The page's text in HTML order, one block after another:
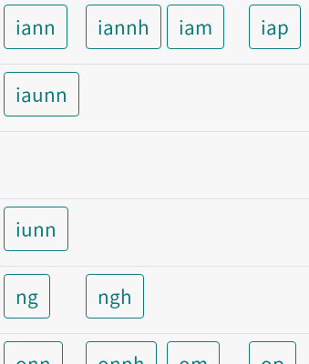
iann iannh iam iap
iaunn
iunn
ng ngh